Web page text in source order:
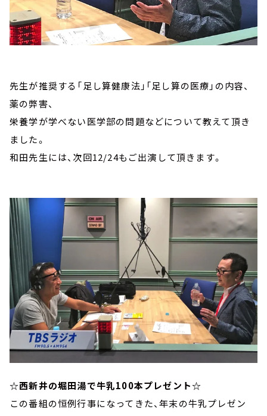
先生が推奨する「足し算健康法」「足し算の医療」の内容、
薬の弊害、
栄養学が学べない医学部の問題などについて教えて頂き
ました。
和田先生には、次回12/24もご出演して頂きます。
☆西新井の堀田湯で牛乳100本プレゼント☆
この番組の恒例行事になってきた、年末の牛乳プレゼン